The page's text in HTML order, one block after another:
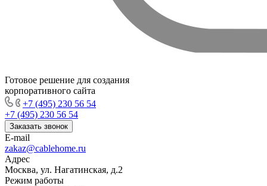
Готовое решение для создания
корпоративного сайта
+7 (495) 230 56 54
+7 (495) 230 56 54
Заказать звонок
E-mail
zakaz@cablehome.ru
Адрес
Москва, ул. Нагатинская, д.2
Режим работы